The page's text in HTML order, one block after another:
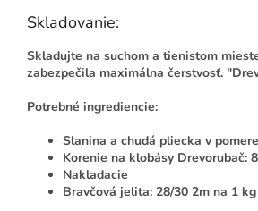
Skladovanie:
Skladujte na suchom a tienistom
zabezpečila maximálna čerstvosť.
Potrebné ingrediencie:
Slanina a chudá pliecka v
Korenie na klobásy Drevorubač:
Nakladacie
Bravčová jelita: 28/30 2m na 1